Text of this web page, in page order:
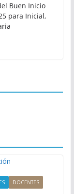
Buen Inicio
para Inicial,
DOCENTES